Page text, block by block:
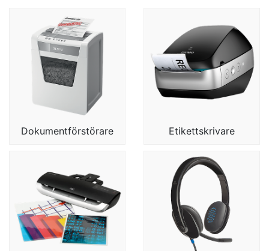
Dokumentförstörare Etikettskrivare